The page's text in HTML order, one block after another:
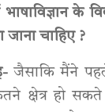
के
जाना चाहिए ?
जैसाकि मैंने
क्षेत्र हो